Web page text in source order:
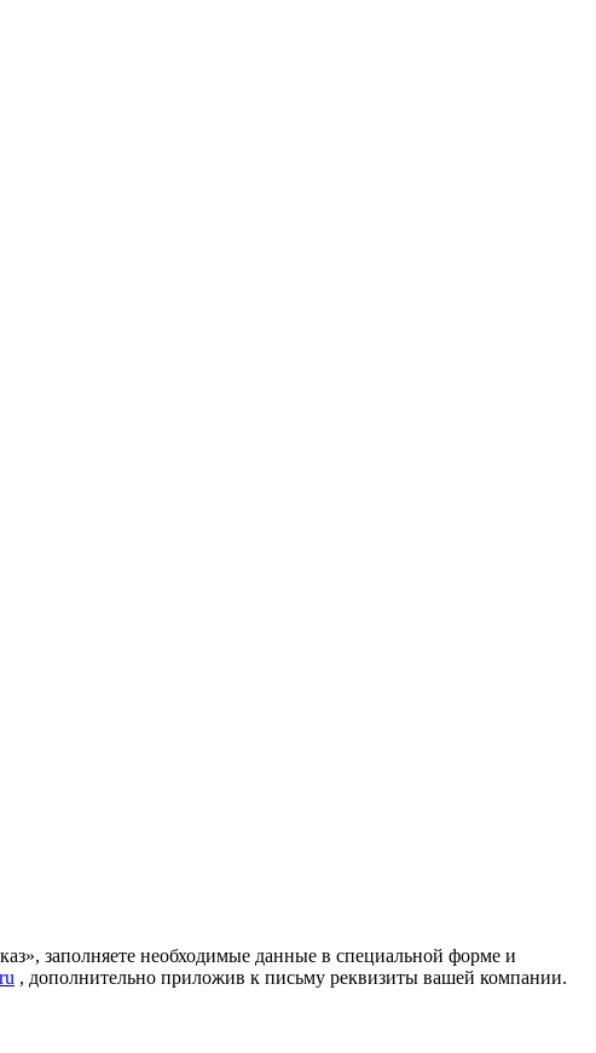
заполняете необходимые данные в специальной форме и
, дополнительно приложив к письму реквизиты вашей компании.